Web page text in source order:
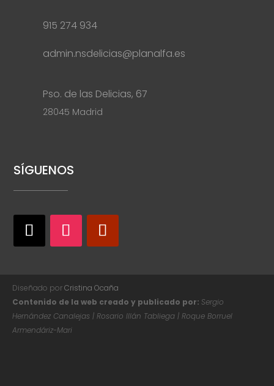
915 274 934
admin.nsdelicias@planalfa.es
Pso. de las Delicias, 67
28045 Madrid
SÍGUENOS
Diseñado porCristina Ocaña
Contenido de la web creado y publicado por: Sergio
Hernández Canalejas | Rosario Illán Tabliega | Roque Borruel
Armendáriz-Mari